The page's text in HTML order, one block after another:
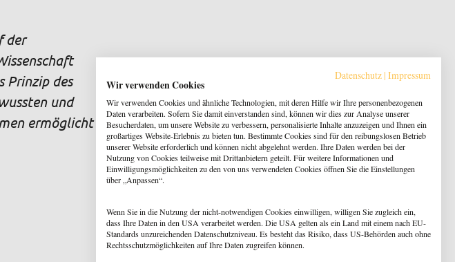
der
Prinzip des
und
ermöglicht
Datenschutz | Impressum
Wir verwenden Cookies
Wir verwenden Cookies und ähnliche Technologien, mit deren Hilfe wir Ihre personenbezogenen
Daten verarbeiten. Sofern Sie damit einverstanden sind, können wir dies zur Analyse unserer
Besucherdaten, um unsere Website zu verbessern, personalisierte Inhalte anzuzeigen und Ihnen ein
großartiges Website-Erlebnis zu bieten tun. Bestimmte Cookies sind für den reibungslosen Betrieb
unserer Website erforderlich und können nicht abgelehnt werden. Ihre Daten werden bei der
Nutzung von Cookies teilweise mit Drittanbietern geteilt. Für weitere Informationen und
Einwilligungsmöglichkeiten zu den von uns verwendeten Cookies öffnen Sie die Einstellungen
über „Anpassen“.
Wenn Sie in die Nutzung der nicht-notwendigen Cookies einwilligen, willigen Sie zugleich ein,
dass Ihre Daten in den USA verarbeitet werden. Die USA gelten als ein Land mit einem nach EU-
Standards unzureichenden Datenschutzniveau. Es besteht das Risiko, dass US-Behörden auch ohne
Rechtsschutzmöglichkeiten auf Ihre Daten zugreifen können.